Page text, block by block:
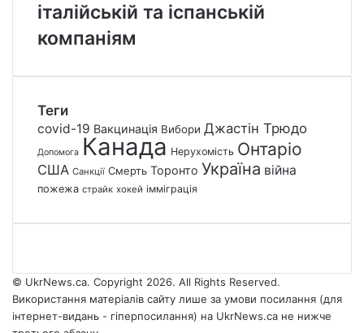
італійській та іспанській
компаніям
Теги
covid-19 Вакцинація Вибори Джастін Трюдо
Допомога Канада Нерухомість Онтаріо
США Санкції Смерть Торонто Україна війна
пожежа страйк хокей імміграція
© UkrNews.ca. Copyright 2026. All Rights Reserved.
Використання матеріалів сайту лише за умови посилання (для
інтернет-видань - гіперпосилання) на UkrNews.ca не нижче